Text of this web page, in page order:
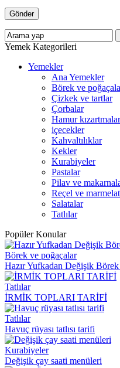
Yemek Kategorileri
Yemekler
Ana Yemekler
Börek ve
Çizkek ve tartlar
Çorbalar
Hamur
içecekler
Kahvaltılıklar
Kekler
Kurabiyeler
Pastalar
Pilav ve
Reçel ve
Salatalar
Tatlılar
Popüler Konular
Börek ve poğaçalar
Hazır Yufkadan Değişik
Tatlılar
İRMİK TOPLARI TARİFİ
Tatlılar
Havuç rüyası tatlısı tarifi
Kurabiyeler
Değişik çay saati menüleri